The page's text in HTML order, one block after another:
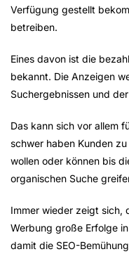
Verfügung gestellt
betreiben.
Eines davon ist die
bekannt. Die Anzeigen
Suchergebnissen und
Das kann sich vor allem
schwer haben Kunden
wollen oder können bis
organischen Suche
Immer wieder zeigt sich,
Werbung große Erfolge
damit die SEO-